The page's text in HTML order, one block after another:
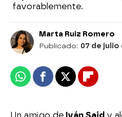
favorablemente.
Marta Ruiz Romero
Publicado: 07 de julio
WhatsappFacebook
X